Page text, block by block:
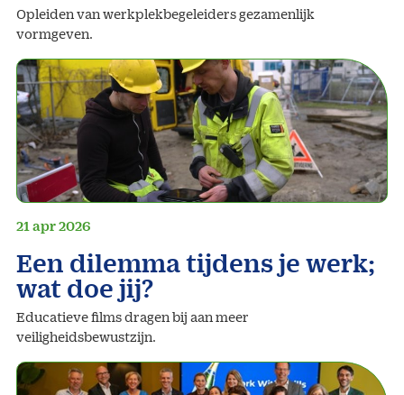
Opleiden van werkplekbegeleiders gezamenlijk
vormgeven.
21 apr 2026
Een dilemma tijdens je werk;
wat doe jij?
Educatieve films dragen bij aan meer
veiligheidsbewustzijn.